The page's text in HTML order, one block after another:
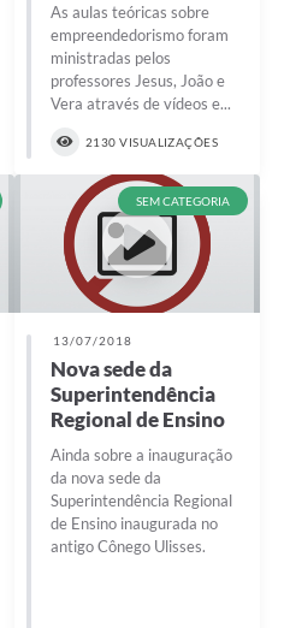
As aulas teóricas sobre
empreendedorismo foram
ministradas pelos
professores Jesus, João e
Vera através de vídeos e...
2130 VISUALIZAÇÕES
SEM CATEGORIA
13/07/2018
Nova sede da
Superintendência
Regional de Ensino
Ainda sobre a inauguração
da nova sede da
Superintendência Regional
de Ensino inaugurada no
antigo Cônego Ulisses.